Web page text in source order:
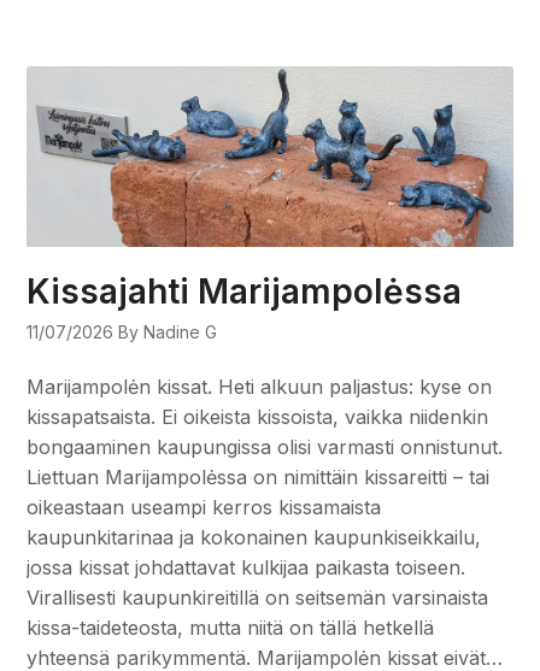
Kissajahti Marijampolėssa
11/07/2026 By Nadine G
Marijampolėn kissat. Heti alkuun paljastus: kyse on
kissapatsaista. Ei oikeista kissoista, vaikka niidenkin
bongaaminen kaupungissa olisi varmasti onnistunut.
Liettuan Marijampolėssa on nimittäin kissareitti – tai
oikeastaan useampi kerros kissamaista
kaupunkitarinaa ja kokonainen kaupunkiseikkailu,
jossa kissat johdattavat kulkijaa paikasta toiseen.
Virallisesti kaupunkireitillä on seitsemän varsinaista
kissa-taideteosta, mutta niitä on tällä hetkellä
yhteensä parikymmentä. Marijampolėn kissat eivät…